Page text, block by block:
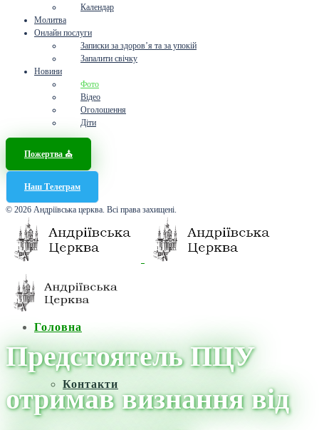
Календар
Молитва
Онлайн послуги
Записки за здоров’я та за упокій
Запалити свічку
Новини
Фото
Відео
Оголошення
Діти
Пожертва ⛪️
Наш Телеграм
© 2026 Андріївська церква. Всі права захищені.
Головна
Контакти
Предстоятель ПЦУ
отримав визнання від